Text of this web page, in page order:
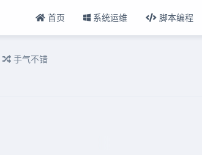
首页 系统运维 脚本编程
手气不错